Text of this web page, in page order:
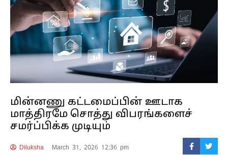
மின்னணு கட்டமைப்பின் ஊடாக
மாத்திரமே சொத்து விபரங்களைச்
சமர்ப்பிக்க முடியும்
Diluksha March 31, 2026 12:36 pm